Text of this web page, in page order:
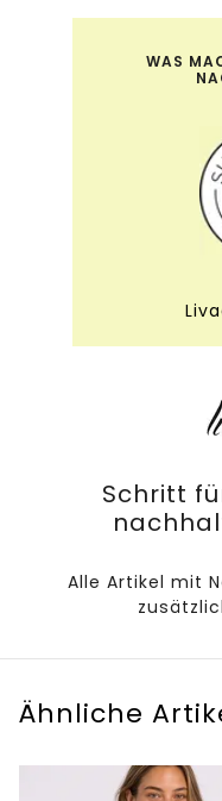
WAS
Schritt
Alle Artikel mit
Ähnliche